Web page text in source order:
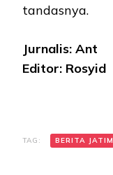
tandasnya.
Jurnalis: Ant
Editor: Rosyid
TAG: BERITA JATIM